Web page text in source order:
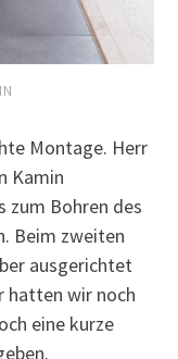
Montage. Herr
Kamin
zum Bohren des
Beim zweiten
ausgerichtet
hatten wir noch
eine kurze